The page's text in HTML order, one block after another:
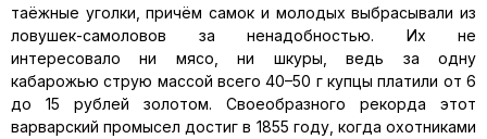
таёжные уголки, причём самок и молодых выбрасывали из
ловушек-самоловов за ненадобностью. Их не
интересовало ни мясо, ни шкуры, ведь за одну
кабарожью струю массой всего 40–50 г купцы платили от 6
до 15 рублей золотом. Своеобразного рекорда этот
варварский промысел достиг в 1855 году, когда охотниками